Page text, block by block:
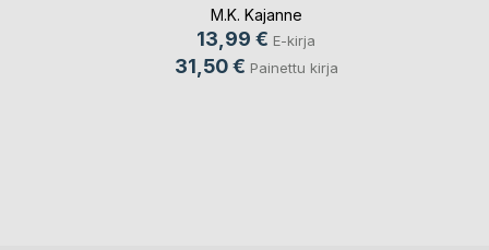
M.K. Kajanne
13,99 € E-kirja
31,50 € Painettu kirja